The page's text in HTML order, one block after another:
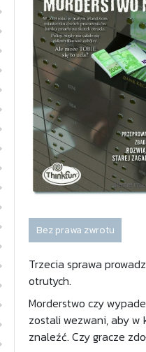
Bez prawa zwrotu
Trzecia sprawa
otrutych.
Morderstwo czy
zostali wezwani, aby w
znaleźć. Czy gracze